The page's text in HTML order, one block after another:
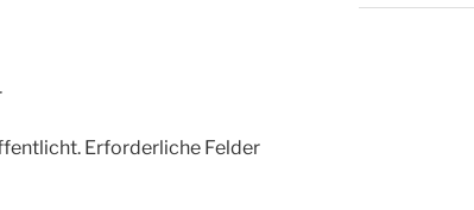
Erforderliche Felder